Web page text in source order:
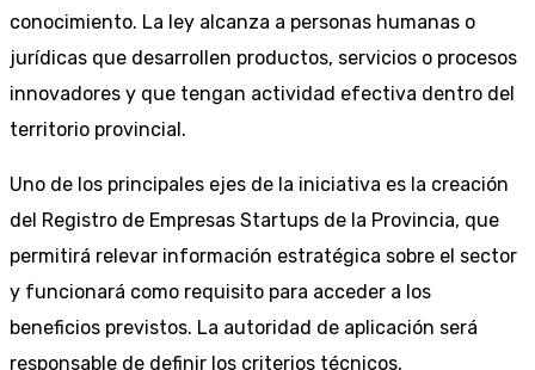
conocimiento. La ley alcanza a personas humanas o
jurídicas que desarrollen productos, servicios o procesos
innovadores y que tengan actividad efectiva dentro del
territorio provincial.
Uno de los principales ejes de la iniciativa es la creación
del Registro de Empresas Startups de la Provincia, que
permitirá relevar información estratégica sobre el sector
y funcionará como requisito para acceder a los
beneficios previstos. La autoridad de aplicación será
responsable de definir los criterios técnicos,